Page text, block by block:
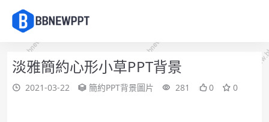
淡雅簡約心形小草PPT背景
2021-03-22 簡約PPT背景圖片 281 0 0